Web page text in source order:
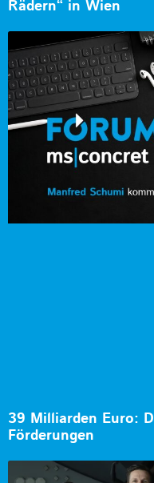
Rädern“ in Wien
39 Milliarden Euro:
Förderungen